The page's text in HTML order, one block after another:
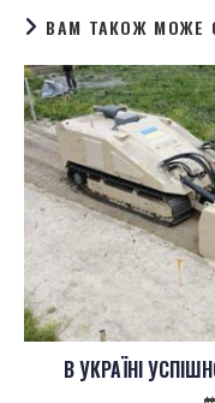
ВАМ ТАКОЖ МОЖЕ
В УКРАЇНІ